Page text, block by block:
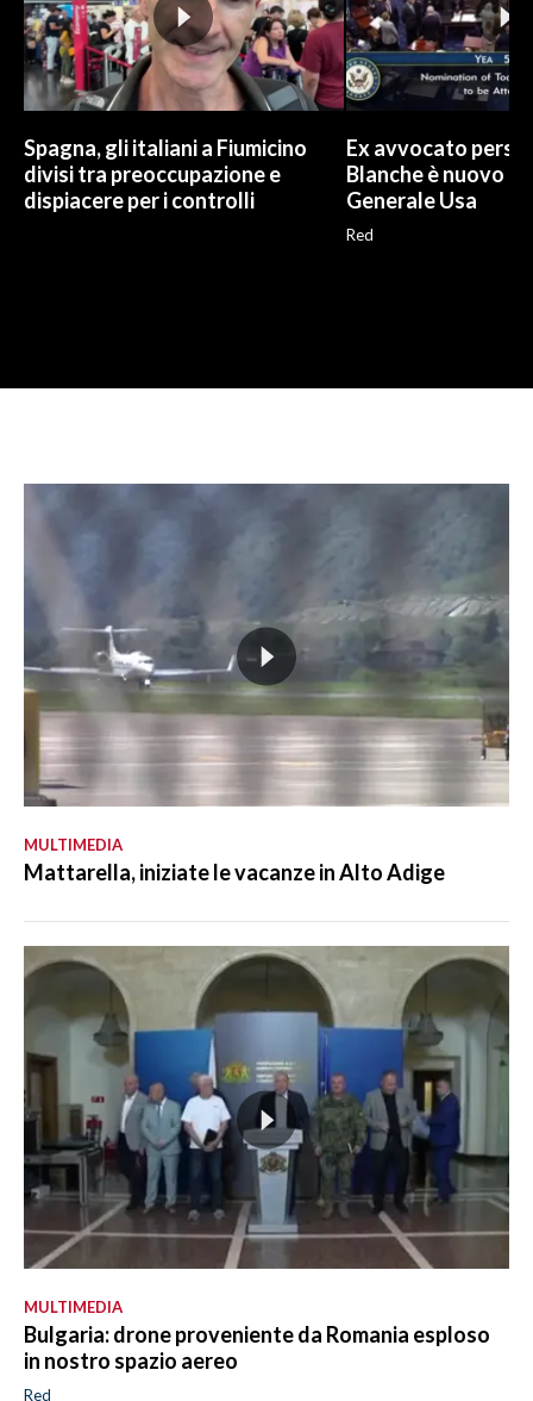
Spagna, gli italiani a Fiumicino
divisi tra preoccupazione e
dispiacere per i controlli
Ex avvocato
Blanche è nuovo
Generale Usa
Red
MULTIMEDIA
Mattarella, iniziate le vacanze in Alto Adige
MULTIMEDIA
Bulgaria: drone proveniente da Romania esploso
in nostro spazio aereo
Red